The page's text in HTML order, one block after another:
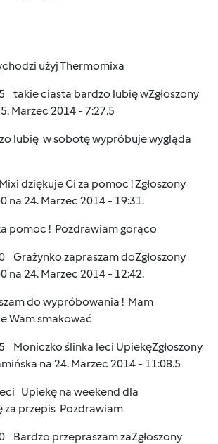
użyj Thermomixa
5 takie ciasta bardzo lubię wZgłoszony
Marzec 2014 - 7:27.5
lubię w sobotę wypróbuje wygląda
Mixi dziękuje Ci za pomoc !Zgłoszony
na 24. Marzec 2014 - 19:31.
pomoc ! Pozdrawiam gorąco
Grażynko zapraszam doZgłoszony
na 24. Marzec 2014 - 12:42.
do wypróbowania ! Mam
Wam smakować
5 Moniczko ślinka leci UpiekęZgłoszony
na 24. Marzec 2014 - 11:08.5
Upiekę na weekend dla
za przepis Pozdrawiam
Bardzo przepraszam zaZgłoszony